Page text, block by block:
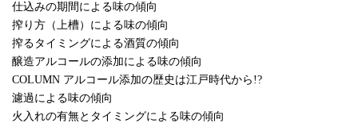
仕込みの期間による味の傾向
搾り方（上槽）による味の傾向
搾るタイミングによる酒質の傾向
醸造アルコールの添加による味の傾向
COLUMN アルコール添加の歴史は江戸時代から!?
濾過による味の傾向
火入れの有無とタイミングによる味の傾向